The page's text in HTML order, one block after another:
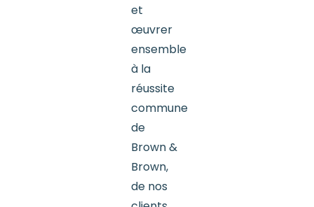
et
œuvrer
ensemble
à la
réussite
commune
de
Brown &
Brown,
de nos